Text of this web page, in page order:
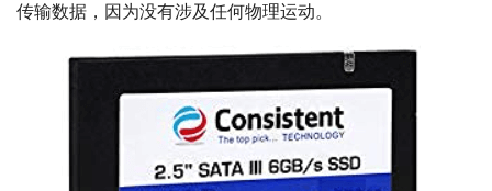
传输数据，因为没有涉及任何物理运动。